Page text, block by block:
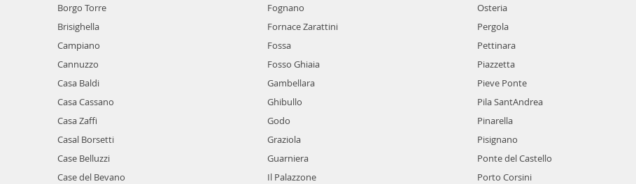
Borgo Torre
Brisighella
Campiano
Cannuzzo
Casa Baldi
Casa Cassano
Casa Zaffi
Casal Borsetti
Case Belluzzi
Case del Bevano
Fognano
Fornace Zarattini
Fossa
Fosso Ghiaia
Gambellara
Ghibullo
Godo
Graziola
Guarniera
Il Palazzone
Osteria
Pergola
Pettinara
Piazzetta
Pieve Ponte
Pila SantAndrea
Pinarella
Pisignano
Ponte del Castello
Porto Corsini